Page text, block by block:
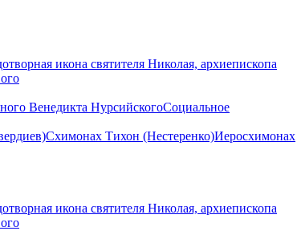
икона святителя Николая, архиепископа
Венедикта НурсийскогоСоциальное
Схимонах Тихон (Нестеренко)Иеросхимонах
икона святителя Николая, архиепископа